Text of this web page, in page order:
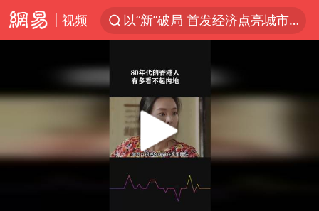
视频
中方回应是否在太平洋海底开采稀土
吉林一“温度计大楼”读数爆表
台风白海豚影响中国已成定局
法国下周开始禁止未经同意的电话营销
多地要求领导干部带头休假